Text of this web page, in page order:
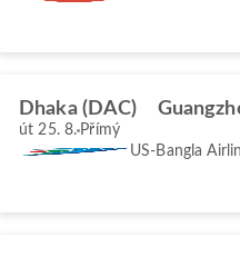
Dhaka (DAC)
út 25. 8. Přímý
US-Bangla